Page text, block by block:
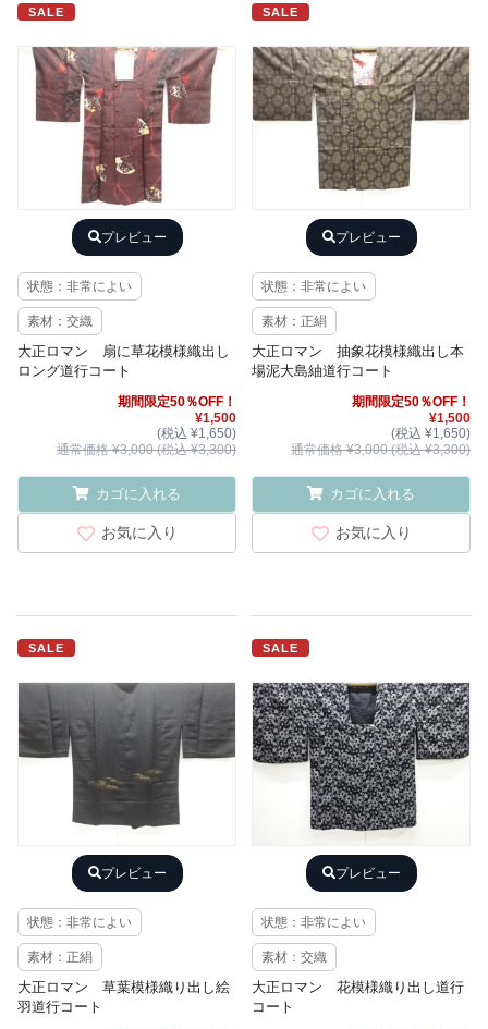
SALE
プレビュー
状態：非常によい
素材：交織
大正ロマン 扇に草花模様織出し
ロング道行コート
期間限定50％OFF！
¥1,500
(税込 ¥1,650)
通常価格 ¥3,000 (税込 ¥3,300)
カゴに入れる
お気に入り
SALE
プレビュー
状態：非常によい
素材：正絹
大正ロマン 抽象花模様織出し本
場泥大島紬道行コート
期間限定50％OFF！
¥1,500
(税込 ¥1,650)
通常価格 ¥3,000 (税込 ¥3,300)
カゴに入れる
お気に入り
SALE
プレビュー
状態：非常によい
素材：正絹
大正ロマン 草葉模様織り出し絵
羽道行コート
SALE
プレビュー
状態：非常によい
素材：交織
大正ロマン 花模様織り出し道行
コート